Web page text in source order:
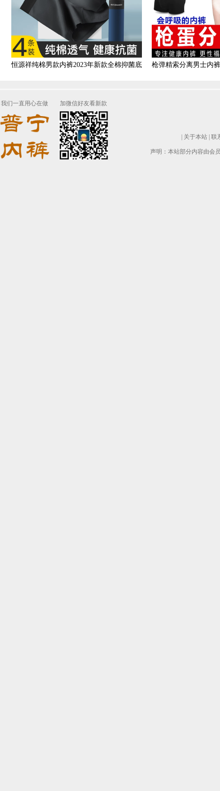
恒源祥纯棉男款内裤2023年新款全棉抑菌底
枪弹精索分离男士内
关于本站 联
声明：本站部分内容由会
我们一直用心在做 加微信好友看新款